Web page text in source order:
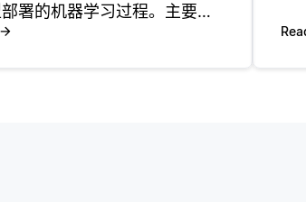
署的机器学习过程。主要组
预处理、特征工程、模型选
模型